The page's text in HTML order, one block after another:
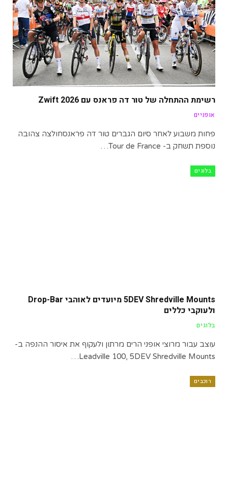
רשימת ההתחלה של טור דה פראנס עם Zwift 2026
אופניים
פחות משבוע לאחר סיום הגברים טור דה פראנסחולצה צהובה
נוספת תשחק ב- Tour de France…
בלוגים
5DEV Shredville Mounts מיועדים לאוהבי Drop-Bar
ולעוקבי כללים
בלוגים
עוצב עבור מרוצי אופני הרים מרתון ולעקוף את איסור ההנפה ב-
Leadville 100, 5DEV Shredville Mounts…
רוכבים